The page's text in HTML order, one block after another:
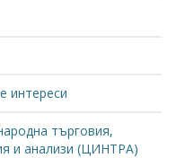
интереси
търговия,
и анализи (ЦИНТРА)